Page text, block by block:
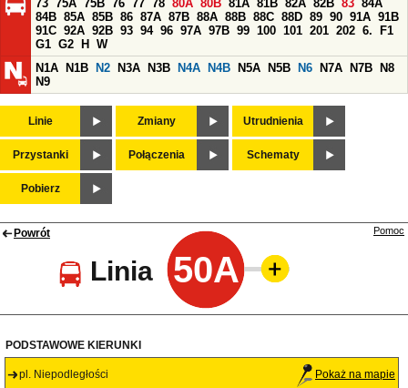
73 75A 75B 76 77 78 80A 80B 81A 81B 82A 82B 83 84A
84B 85A 85B 86 87A 87B 88A 88B 88C 88D 89 90 91A 91B
91C 92A 92B 93 94 96 97A 97B 99 100 101 201 202 6.
F1
G1 G2 H
W
N1A
N1B N2 N3A N3B N4A N4B N5A N5B N6 N7A N7B
N8
N9
Linie Zmiany Utrudnienia
Przystanki Połączenia Schematy
Pobierz
Powrót
Linia 50A
Pomoc
PODSTAWOWE KIERUNKI
pl. Niepodległości Pokaż na mapie